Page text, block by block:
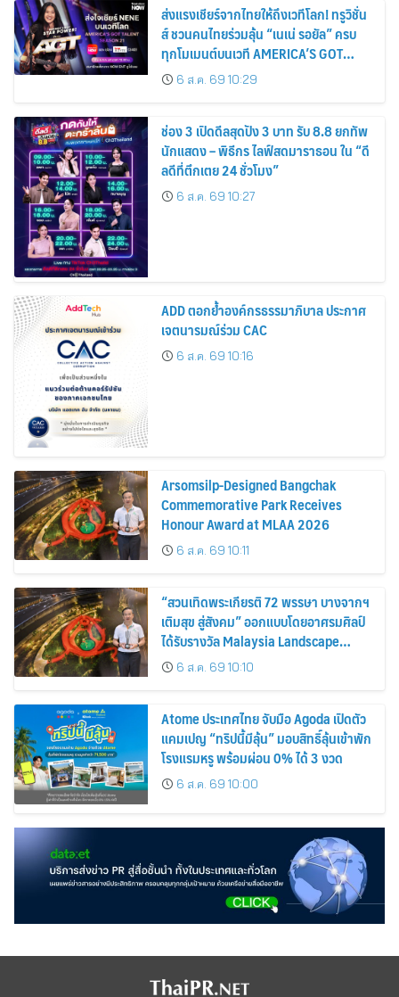
ส่งแรงเชียร์จากไทยให้ถึงเวทีโลก! ทรูวิชั่น
ส์ ชวนคนไทยร่วมลุ้น “เนเน่ รอยัล” ครบ
ทุกโมเมนต์บนเวที AMERICA’S GOT
TALENT SEASON 21
6 ส.ค. 69 10:29
ช่อง 3 เปิดดีลสุดปัง 3 บาท รับ 8.8 ยกทัพ
นักแสดง – พิธีกร ไลฟ์สดมาราธอน ใน “ดี
ลดีที่ตึกเตย 24 ชั่วโมง”
6 ส.ค. 69 10:27
ADD ตอกย้ำองค์กรธรรมาภิบาล ประกาศ
เจตนารมณ์ร่วม CAC
6 ส.ค. 69 10:16
Arsomsilp-Designed Bangchak
Commemorative Park Receives
Honour Award at MLAA 2026
6 ส.ค. 69 10:11
“สวนเทิดพระเกียรติ 72 พรรษา บางจากฯ
เติมสุข สู่สังคม” ออกแบบโดยอาศรมศิลป์
ได้รับรางวัล Malaysia Landscape
Architecture Award 2026
6 ส.ค. 69 10:10
Atome ประเทศไทย จับมือ Agoda เปิดตัว
แคมเปญ “ทริปนี้มีลุ้น” มอบสิทธิ์ลุ้นเข้าพัก
โรงแรมหรู พร้อมผ่อน 0% ได้ 3 งวด
6 ส.ค. 69 10:00